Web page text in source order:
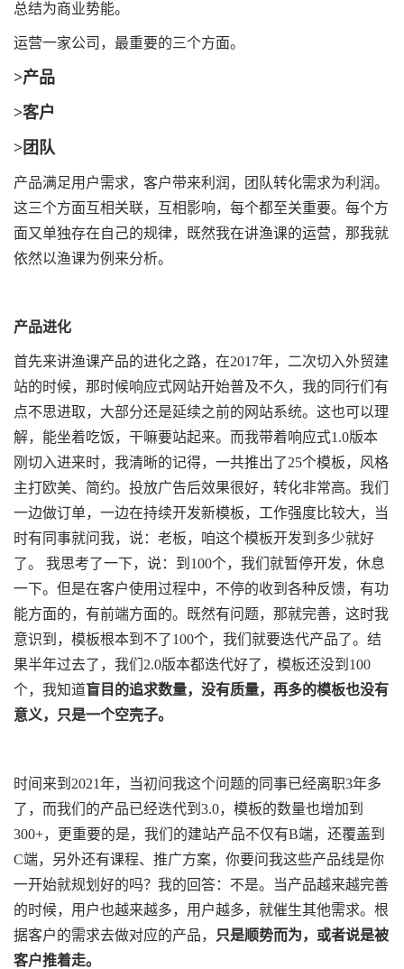
总结为商业势能。
运营一家公司，最重要的三个方面。
>产品
>客户
>团队
产品满足用户需求，客户带来利润，团队转化需求为利润。
这三个方面互相关联，互相影响，每个都至关重要。每个方
面又单独存在自己的规律，既然我在讲渔课的运营，那我就
依然以渔课为例来分析。
产品进化
首先来讲渔课产品的进化之路，在2017年，二次切入外贸建
站的时候，那时候响应式网站开始普及不久，我的同行们有
点不思进取，大部分还是延续之前的网站系统。这也可以理
解，能坐着吃饭，干嘛要站起来。而我带着响应式1.0版本
刚切入进来时，我清晰的记得，一共推出了25个模板，风格
主打欧美、简约。投放广告后效果很好，转化非常高。我们
一边做订单，一边在持续开发新模板，工作强度比较大，当
时有同事就问我，说：老板，咱这个模板开发到多少就好
了。 我思考了一下，说：到100个，我们就暂停开发，休息
一下。但是在客户使用过程中，不停的收到各种反馈，有功
能方面的，有前端方面的。既然有问题，那就完善，这时我
意识到，模板根本到不了100个，我们就要迭代产品了。结
果半年过去了，我们2.0版本都迭代好了，模板还没到100
个，我知道盲目的追求数量，没有质量，再多的模板也没有
意义，只是一个空壳子。
时间来到2021年，当初问我这个问题的同事已经离职3年多
了，而我们的产品已经迭代到3.0，模板的数量也增加到
300+，更重要的是，我们的建站产品不仅有B端，还覆盖到
C端，另外还有课程、推广方案，你要问我这些产品线是你
一开始就规划好的吗？我的回答：不是。当产品越来越完善
的时候，用户也越来越多，用户越多，就催生其他需求。根
据客户的需求去做对应的产品，
只是顺势而为，或者说是被
客户推着走。